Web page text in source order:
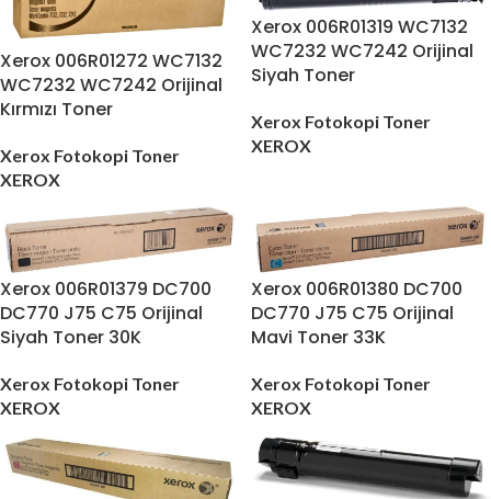
Xerox 006R01272 WC7132
WC7232 WC7242 Orijinal
Kırmızı Toner
Xerox Fotokopi Toner
XEROX
Xerox 006R01319 WC7132
WC7232 WC7242 Orijinal
Siyah Toner
Xerox Fotokopi Toner
XEROX
Xerox 006R01379 DC700
DC770 J75 C75 Orijinal
Siyah Toner 30K
Xerox Fotokopi Toner
XEROX
Xerox 006R01380 DC700
DC770 J75 C75 Orijinal
Mavi Toner 33K
Xerox Fotokopi Toner
XEROX